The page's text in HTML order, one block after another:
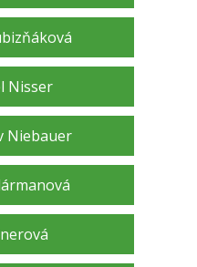
Nisser
Niebauer